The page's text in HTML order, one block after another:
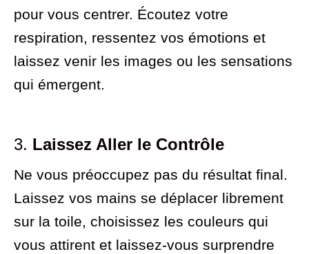
pour vous centrer. Écoutez votre
respiration, ressentez vos émotions et
laissez venir les images ou les sensations
qui émergent.
3. Laissez Aller le Contrôle
Ne vous préoccupez pas du résultat final.
Laissez vos mains se déplacer librement
sur la toile, choisissez les couleurs qui
vous attirent et laissez-vous surprendre